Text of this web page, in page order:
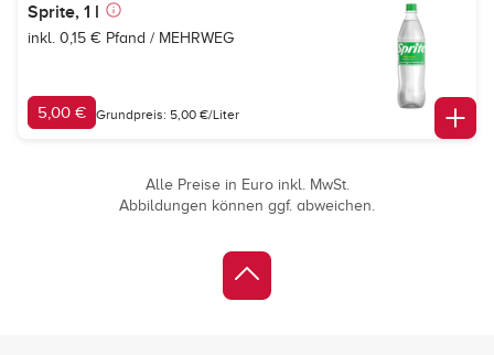
Sprite, 1 l
inkl. 0,15 € Pfand / MEHRWEG
5,00 € Grundpreis: 5,00 €/Liter
Alle Preise in Euro inkl. MwSt.
Abbildungen können ggf. abweichen.